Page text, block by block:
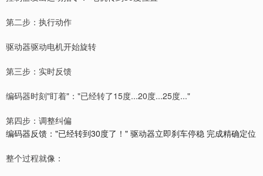
第二步：执行动作
驱动器驱动电机开始旋转
第三步：实时反馈
编码器时刻"盯着"："已经转了15度...20度...25度..."
第四步：调整纠偏
编码器反馈："已经转到30度了！" 驱动器立即刹车停稳 完成精确定位
整个过程就像：